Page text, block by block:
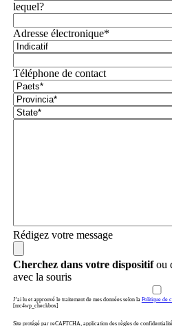
lequel?
Adresse électronique*
Téléphone de contact
Rédigez votre message
Cherchez dans votre dispositifou
avec la souris
J’ai lu et approuvé le traitement de mes données selon la Politique de
[mc4wp_checkbox]
Site protégé par reCAPTCHA, application des règles de